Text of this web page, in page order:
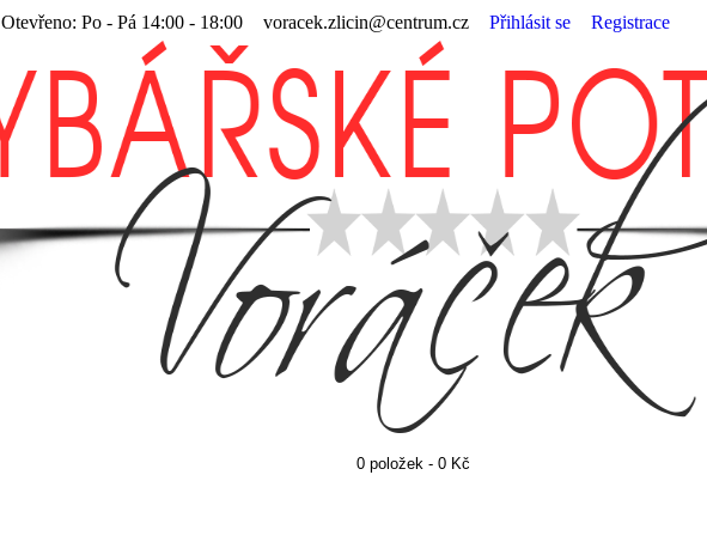
Otevřeno: Po - Pá 14:00 - 18:00 voracek.zlicin@centrum.cz Přihlásit se Registrace
0 položek - 0 Kč